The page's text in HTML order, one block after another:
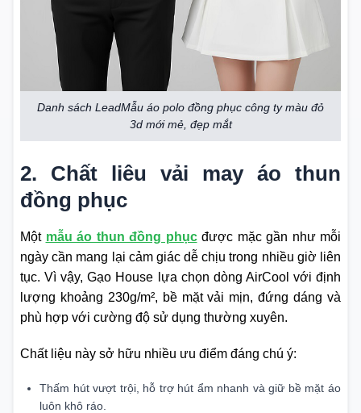
Danh sách LeadMẫu áo polo đồng phục công ty màu đỏ
3d mới mẻ, đẹp mắt
2. Chất liêu vải may áo thun
đồng phục
Một mẫu áo thun đồng phụcđược mặc gần như mỗi
ngày cần mang lại cảm giác dễ chịu trong nhiều giờ liên
tục. Vì vậy, Gạo House lựa chọn dòng AirCool với định
lượng khoảng 230g/m², bề mặt vải mịn, đứng dáng và
phù hợp với cường độ sử dụng thường xuyên.
Chất liệu này sở hữu nhiều ưu điểm đáng chú ý:
Thấm hút vượt trội, hỗ trợ hút ẩm nhanh và giữ bề mặt áo
luôn khô ráo.